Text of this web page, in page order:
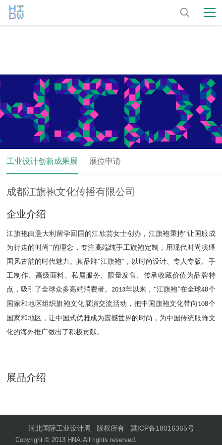
工业设计创新成果展 展位申请
成都江旗袍文化传播有限公司
企业介绍
江旗袍由意大利留学回国的江欣芸女士创办，江旗袍秉持“让国服成
为行走的时尚”的理念，专注高端纯手工旗袍定制，用现代时尚演绎
国风古韵的时代魅力。其品牌“江旗袍”，以时尚设计、专人专版、手
工制作、高级面料、私属服务、限量发售、传承收藏价值为品牌特
点，吸引了全球众多高端消费者。2013年以来，“江旗袍”在全球48个
国家和地区组织旗袍文化展演交流活动，把中国旗袍文化带向 108个
国家和地区，让中国式优雅成为震撼世界的时尚，为中国传统服饰文
化的海外推广做出了积极贡献。
展品介绍
河北国际工业设计周 版权所有 冀ICP备18016365号
Copyright © 2013 HNA.All rights reserved.